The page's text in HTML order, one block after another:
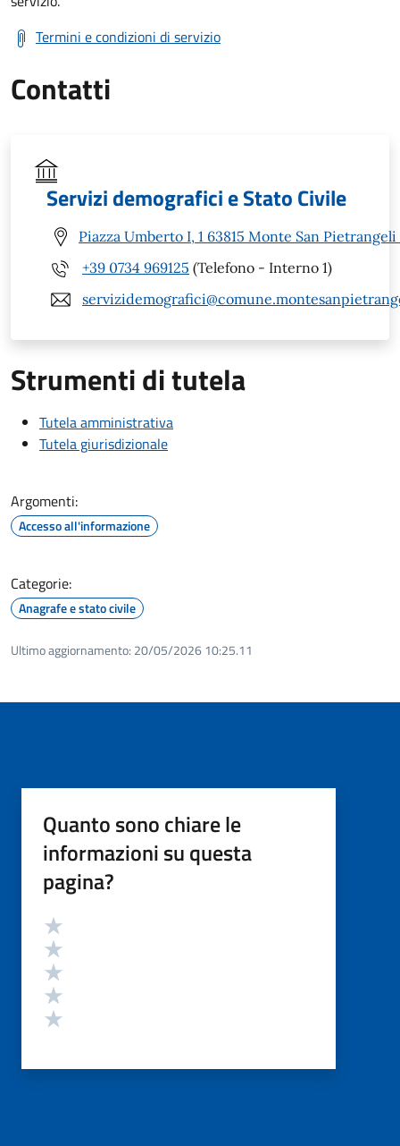
Termini e condizioni di servizio
Contatti
Servizi demografici e Stato Civile
Piazza Umberto I, 1 63815 Monte San Pietrangeli
+39 0734 969125 (Telefono - Interno 1)
Strumenti di tutela
Tutela amministrativa
Tutela giurisdizionale
Argomenti:
Accesso all'informazione
Categorie:
Anagrafe e stato civile
Ultimo aggiornamento: 20/05/2026 10:25.11
Quanto sono chiare le
informazioni su questa
pagina?
Valutazione